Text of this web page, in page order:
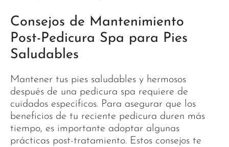
Consejos de Mantenimiento
Post-Pedicura Spa para Pies
Saludables
Mantener tus pies saludables y hermosos
después de una pedicura spa requiere de
cuidados específicos. Para asegurar que los
beneficios de tu reciente pedicura duren más
tiempo, es importante adoptar algunas
prácticas post-tratamiento. Estos consejos te